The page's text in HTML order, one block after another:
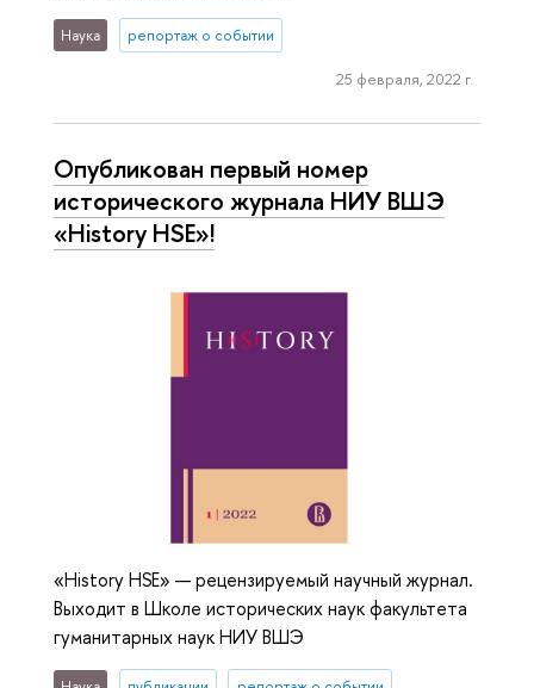
Наука репортаж о событии
25 февраля, 2022 г.
Опубликован первый номер
исторического журнала НИУ ВШЭ
«History HSE»!
«History HSE» — рецензируемый научный журнал.
Выходит в Школе исторических наук факультета
гуманитарных наук НИУ ВШЭ